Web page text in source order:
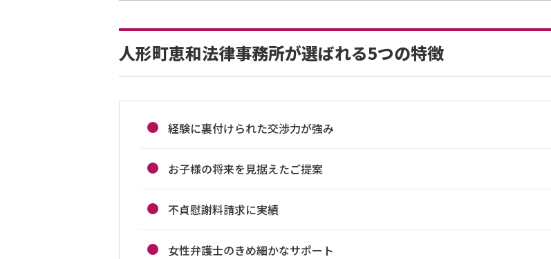
人形町恵和法律事務所が選ばれる5つの特徴
経験に裏付けられた交渉力が強み
お子様の将来を見据えたご提案
不貞慰謝料請求に実績
女性弁護士のきめ細かなサポート